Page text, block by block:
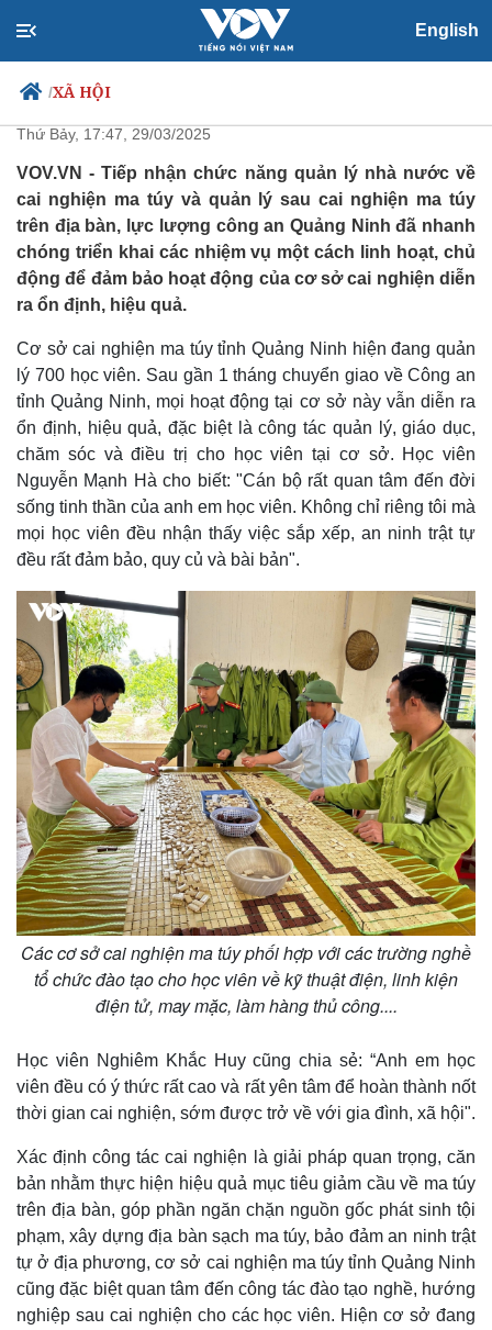
English
/XÃ HỘI
Chính trị
Đảng
Tổ chức nhân sự
Quốc hội
Nhận diện sự thật
Xã hội
Tin 24h
Dự báo thời tiết
Giáo dục
Biển đảo
Thế giới
Quan sát
Cuộc sống đó đây
Multimedia
Video
Ảnh
Infographic
Đẩy mạnh đào tạo nghề cho học
viên cai nghiện ma túy
Thứ Bảy, 17:47, 29/03/2025
VOV.VN - Tiếp nhận chức năng quản lý nhà nước về
cai nghiện ma túy và quản lý sau cai nghiện ma túy
trên địa bàn, lực lượng công an Quảng Ninh đã nhanh
chóng triển khai các nhiệm vụ một cách linh hoạt, chủ
động để đảm bảo hoạt động của cơ sở cai nghiện diễn
ra ổn định, hiệu quả.
Cơ sở cai nghiện ma túy tỉnh Quảng Ninh hiện đang quản
lý 700 học viên. Sau gần 1 tháng chuyển giao về Công an
tỉnh Quảng Ninh, mọi hoạt động tại cơ sở này vẫn diễn ra
ổn định, hiệu quả, đặc biệt là công tác quản lý, giáo dục,
chăm sóc và điều trị cho học viên tại cơ sở. Học viên
Nguyễn Mạnh Hà cho biết: "Cán bộ rất quan tâm đến đời
sống tinh thần của anh em học viên. Không chỉ riêng tôi mà
mọi học viên đều nhận thấy việc sắp xếp, an ninh trật tự
đều rất đảm bảo, quy củ và bài bản".
Các cơ sở cai nghiện ma túy phối hợp với các trường nghề
tổ chức đào tạo cho học viên về kỹ thuật điện, linh kiện
điện tử, may mặc, làm hàng thủ công....
Học viên Nghiêm Khắc Huy cũng chia sẻ: “Anh em học
viên đều có ý thức rất cao và rất yên tâm để hoàn thành nốt
thời gian cai nghiện, sớm được trở về với gia đình, xã hội".
Xác định công tác cai nghiện là giải pháp quan trọng, căn
bản nhằm thực hiện hiệu quả mục tiêu giảm cầu về ma túy
trên địa bàn, góp phần ngăn chặn nguồn gốc phát sinh tội
phạm, xây dựng địa bàn sạch ma túy, bảo đảm an ninh trật
tự ở địa phương, cơ sở cai nghiện ma túy tỉnh Quảng Ninh
cũng đặc biệt quan tâm đến công tác đào tạo nghề, hướng
nghiệp sau cai nghiện cho các học viên. Hiện cơ sở đang